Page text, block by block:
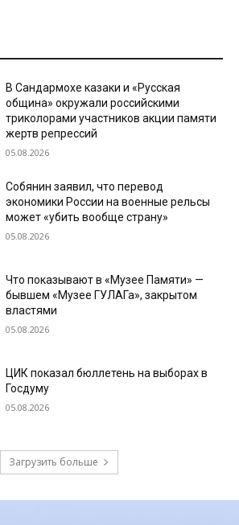
В Сандармохе казаки и «Русская
община» окружали российскими
триколорами участников акции памяти
жертв репрессий
05.08.2026
Собянин заявил, что перевод
экономики России на военные рельсы
может «убить вообще страну»
05.08.2026
Что показывают в «Музее Памяти» —
бывшем «Музее ГУЛАГа», закрытом
властями
05.08.2026
ЦИК показал бюллетень на выборах в
Госдуму
05.08.2026
Загрузить больше